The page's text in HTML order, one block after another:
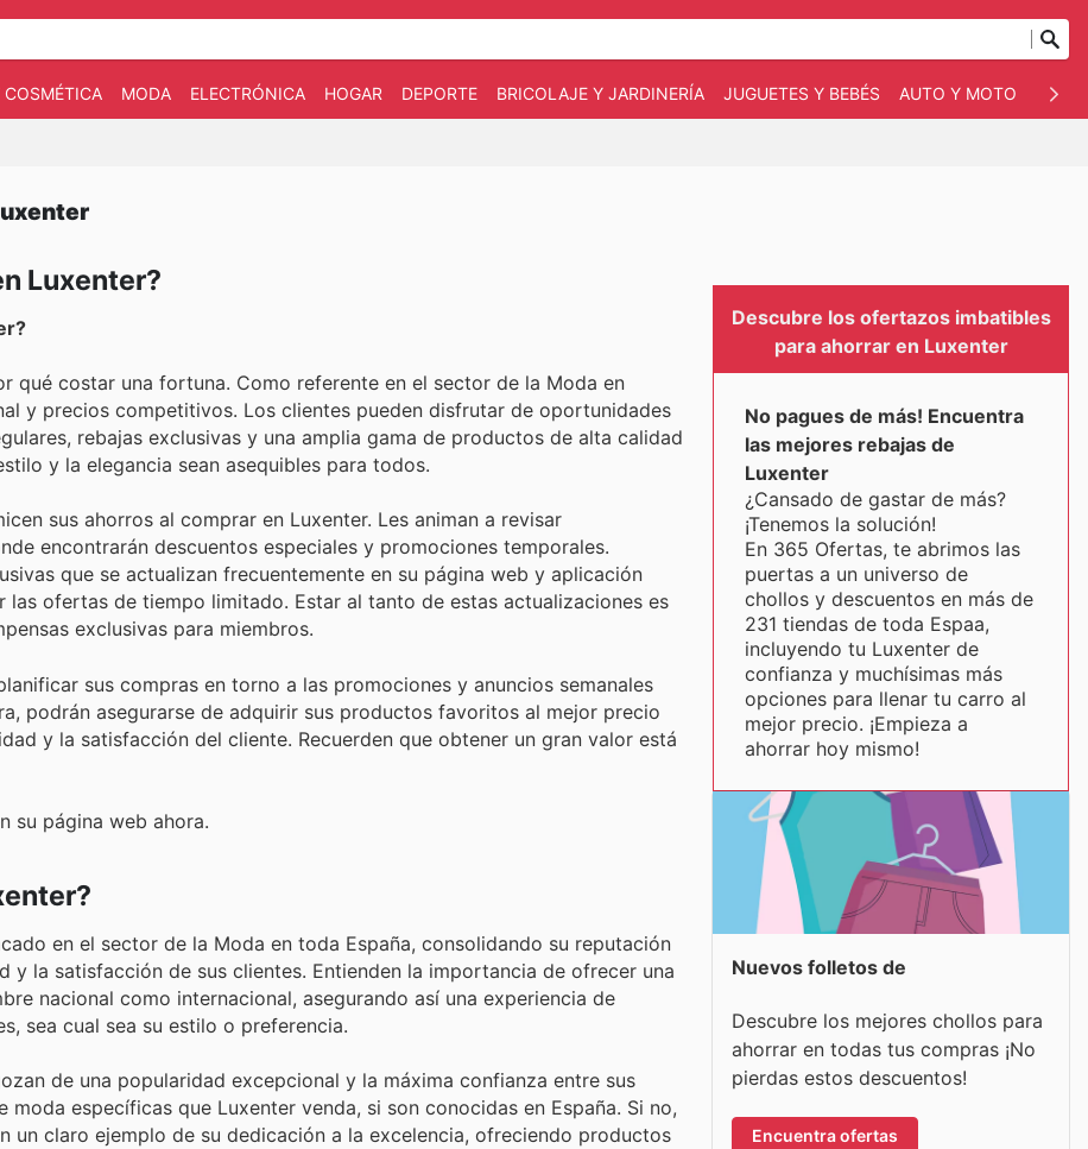
COSMÉTICA MODA ELECTRÓNICA HOGAR DEPORTE BRICOLAJE Y JARDINERÍA JUGUETES Y BEBÉS AUTO Y MOTO
Luxenter?
qué costar una fortuna. Como referente en el sector de la Moda en
y precios competitivos. Los clientes pueden disfrutar de oportunidades
rebajas exclusivas y una amplia gama de productos de alta calidad
y la elegancia sean asequibles para todos.
sus ahorros al comprar en Luxenter. Les animan a revisar
encontrarán descuentos especiales y promociones temporales.
que se actualizan frecuentemente en su página web y aplicación
ofertas de tiempo limitado. Estar al tanto de estas actualizaciones es
exclusivas para miembros.
sus compras en torno a las promociones y anuncios semanales
podrán asegurarse de adquirir sus productos favoritos al mejor precio
y la satisfacción del cliente. Recuerden que obtener un gran valor está
su página web ahora.
en el sector de la Moda en toda España, consolidando su reputación
la satisfacción de sus clientes. Entienden la importancia de ofrecer una
nacional como internacional, asegurando así una experiencia de
sea cual sea su estilo o preferencia.
de una popularidad excepcional y la máxima confianza entre sus
específicas que Luxenter venda, si son conocidas en España. Si no,
un claro ejemplo de su dedicación a la excelencia, ofreciendo productos
Descubre los ofertazos imbatibles
para ahorrar en Luxenter
No pagues de más! Encuentra
las mejores rebajas de
Luxenter
¿Cansado de gastar de más?
¡Tenemos la solución!
En 365 Ofertas, te abrimos las
puertas a un universo de
chollos y descuentos en más de
231 tiendas de toda Espaa,
incluyendo tu Luxenter de
confianza y muchísimas más
opciones para llenar tu carro al
mejor precio. ¡Empieza a
ahorrar hoy mismo!
Nuevos folletos de
Descubre los mejores chollos para
ahorrar en todas tus compras ¡No
pierdas estos descuentos!
Encuentra ofertas